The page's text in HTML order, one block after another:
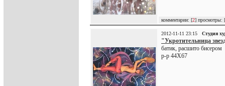
комментарии: [2] просмотры: [
2012-11-11 23:15 Студия
"Укротительница
батик, расшито бисером
р-р 44Х67